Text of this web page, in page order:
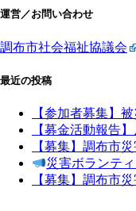
運営／お問い合わせ
調布市社会福祉協議会
最近の投稿
【参加者募集】
【募金活動報告
【募集】調布市
災害ボランテ
【募集】調布市